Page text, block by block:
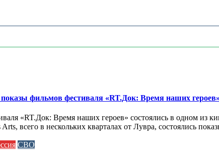
фильмов фестиваля «RT.Док: Время наших героев»
«RT.Док: Время наших героев» состоялись в одном из
Arts, всего в нескольких кварталах от Лувра, состоялись
СВО